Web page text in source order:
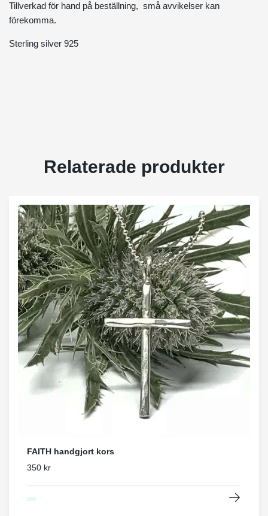
Tillverkad för hand på beställning, små avvikelser kan
förekomma.
Sterling silver 925
Relaterade produkter
FAITH handgjort kors
350 kr